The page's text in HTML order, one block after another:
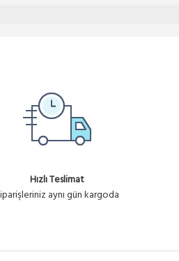
Hızlı Teslimat
aynı gün kargoda